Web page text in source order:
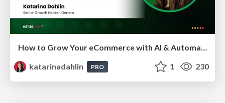
katarinadahlin
PRO 1 230